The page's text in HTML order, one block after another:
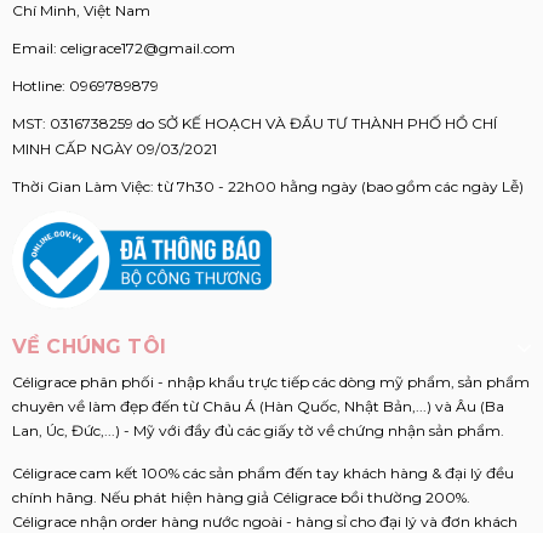
Chí Minh, Việt Nam
Email: celigrace172@gmail.com
Hotline: 0969789879
MST: 0316738259 do SỞ KẾ HOẠCH VÀ ĐẦU TƯ THÀNH PHỐ HỒ CHÍ
MINH CẤP NGÀY 09/03/2021
Thời Gian Làm Việc: từ 7h30 - 22h00 hằng ngày (bao gồm các ngày Lễ)
VỀ CHÚNG TÔI
Céligrace phân phối - nhập khẩu trực tiếp các dòng mỹ phẩm, sản phẩm
chuyên về làm đẹp đến từ Châu Á (Hàn Quốc, Nhật Bản,...) và Âu (Ba
Lan, Úc, Đức,...) - Mỹ với đầy đủ các giấy tờ về chứng nhận sản phẩm.
Céligrace cam kết 100% các sản phẩm đến tay khách hàng & đại lý đều
chính hãng. Nếu phát hiện hàng giả Céligrace bồi thường 200%.
Céligrace nhận order hàng nước ngoài - hàng sỉ cho đại lý và đơn khách